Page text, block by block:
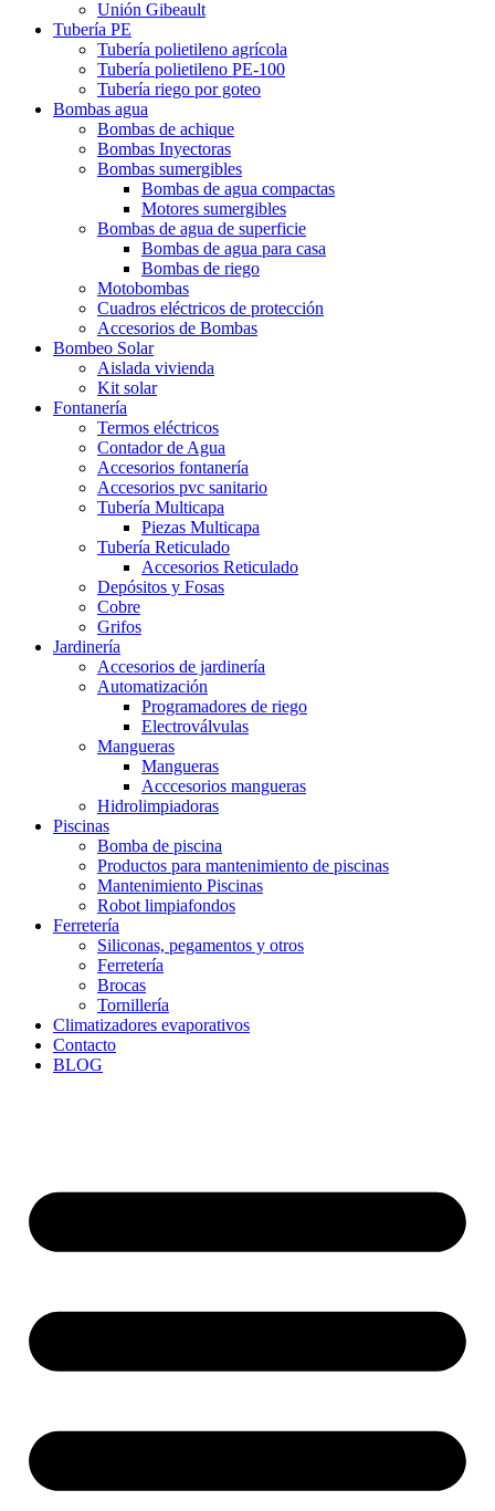
Unión Gibeault
Tubería PE
Tubería polietileno agrícola
Tubería polietileno PE-100
Tubería riego por goteo
Bombas agua
Bombas de achique
Bombas Inyectoras
Bombas sumergibles
Bombas de agua compactas
Motores sumergibles
Bombas de agua de superficie
Bombas de agua para casa
Bombas de riego
Motobombas
Cuadros eléctricos de protección
Accesorios de Bombas
Bombeo Solar
Aislada vivienda
Kit solar
Fontanería
Termos eléctricos
Contador de Agua
Accesorios fontanería
Accesorios pvc sanitario
Tubería Multicapa
Piezas Multicapa
Tubería Reticulado
Accesorios Reticulado
Depósitos y Fosas
Cobre
Grifos
Jardinería
Accesorios de jardinería
Automatización
Programadores de riego
Electroválvulas
Mangueras
Mangueras
Acccesorios mangueras
Hidrolimpiadoras
Piscinas
Bomba de piscina
Productos para mantenimiento de piscinas
Mantenimiento Piscinas
Robot limpiafondos
Ferretería
Siliconas, pegamentos y otros
Ferretería
Brocas
Tornillería
Climatizadores evaporativos
Contacto
BLOG